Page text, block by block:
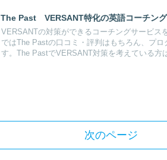
The Past VERSANT特化の英語コーチング
VERSANTの対策ができるコーチングサービス
ではThe Pastの口コミ・評判はもちろん、プ
す。The PastでVERSANT対策を考えている方
次のページ